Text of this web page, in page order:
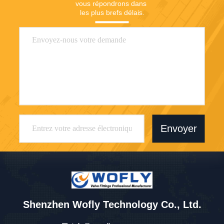
vous répondrons dans
les plus brefs délais.
Envoyer
Shenzhen Wofly Technology Co., Ltd.